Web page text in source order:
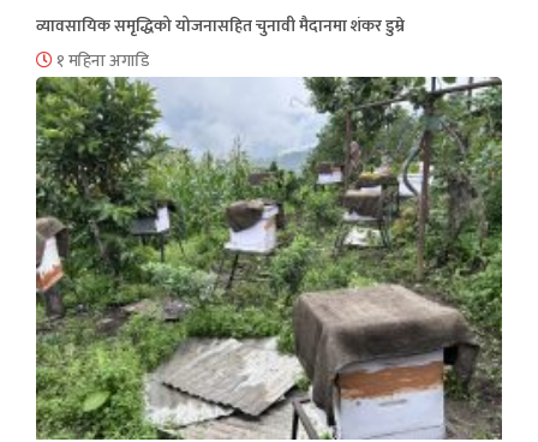
व्यावसायिक समृद्धिको योजनासहित चुनावी मैदानमा शंकर डुम्रे
१ महिना अगाडि